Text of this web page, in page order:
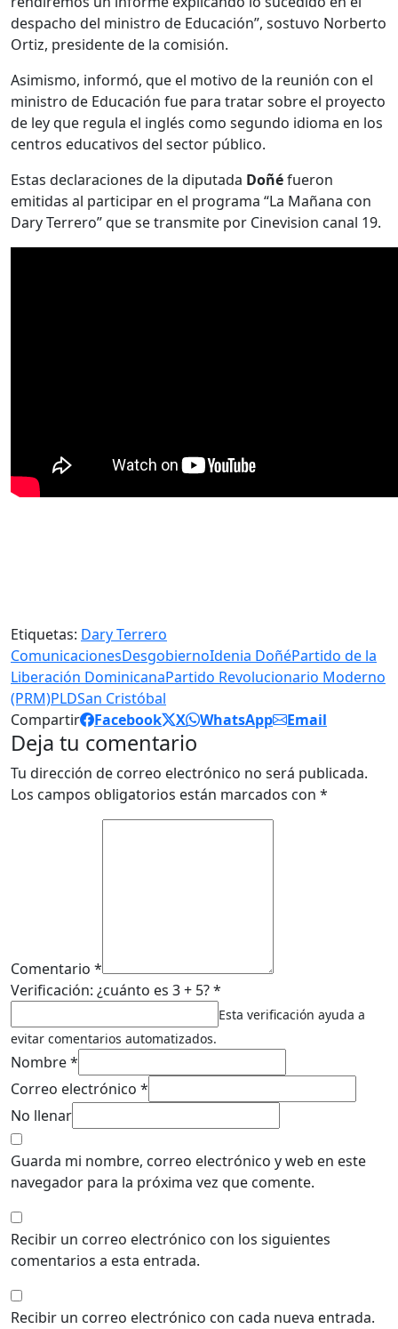
despacho del ministro de Educación”, sostuvo Norberto
Ortiz, presidente de la comisión.
Asimismo, informó, que el motivo de la reunión con el
ministro de Educación fue para tratar sobre el proyecto
de ley que regula el inglés como segundo idioma en los
centros educativos del sec­tor público.
Estas declaraciones de la diputada Doñéfueron
emitidas al participar en el programa “La Mañana con
Dary Terrero” que se transmite por Cinevision canal 19.
Etiquetas: Dary Terrero
ComunicacionesDesgobiernoIdenia DoñéPartido de la
Liberación DominicanaPartido Revolucionario Moderno
(PRM)PLDSan Cristóbal
Compartir
Facebook X WhatsApp Email
Deja tu comentario
Tu dirección de correo electrónico no será publicada.
Los campos obligatorios están marcados con *
Comentario *
Verificación: ¿cuánto es 3 + 5? *
Esta verificación ayuda a
evitar comentarios automatizados.
Nombre *
Correo electrónico *
No llenar
Guarda mi nombre, correo electrónico y web en este
navegador para la próxima vez que comente.
Recibir un correo electrónico con los siguientes
comentarios a esta entrada.
Recibir un correo electrónico con cada nueva entrada.